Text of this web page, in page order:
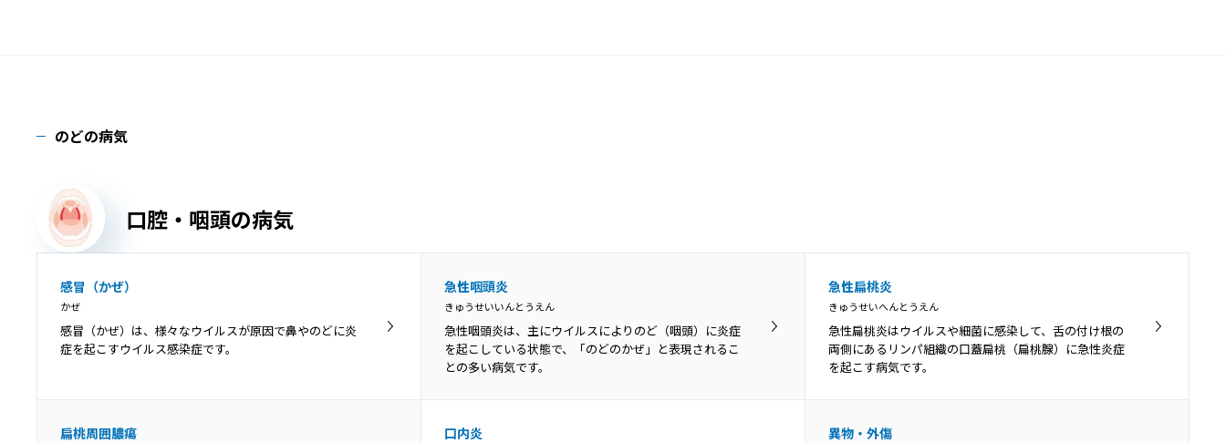
のどの病気
口腔・咽頭の病気
感冒（かぜ）
かぜ
感冒（かぜ）は、様々なウイルスが原因で鼻やのどに炎
症を起こすウイルス感染症です。
急性咽頭炎
きゅうせいいんとうえん
急性咽頭炎は、主にウイルスによりのど（咽頭）に炎症
を起こしている状態で、「のどのかぜ」と表現されるこ
との多い病気です。
急性扁桃炎
きゅうせいへんとうえん
急性扁桃炎はウイルスや細菌に感染して、舌の付け根の
両側にあるリンパ組織の口蓋扁桃（扁桃腺）に急性炎症
を起こす病気です。
扁桃周囲膿瘍 口内炎 異物・外傷